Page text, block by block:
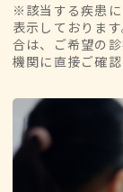
※該当する疾患
表示しておりま
合は、ご希望の
機関に直接ご確認